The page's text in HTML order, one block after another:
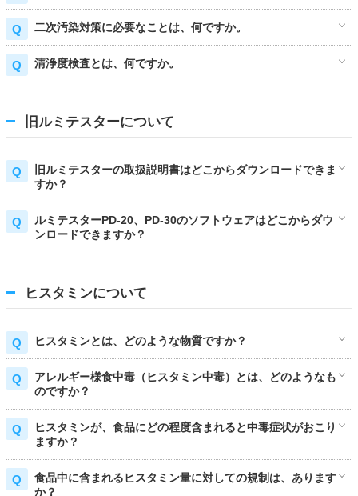
二次汚染対策に必要なことは、何ですか。
清浄度検査とは、何ですか。
旧ルミテスターについて
旧ルミテスターの取扱説明書はどこからダウンロードできま
すか？
ルミテスターPD-20、PD-30のソフトウェアはどこからダウ
ンロードできますか？
ヒスタミンについて
ヒスタミンとは、どのような物質ですか？
アレルギー様食中毒（ヒスタミン中毒）とは、どのようなも
のですか？
ヒスタミンが、食品にどの程度含まれると中毒症状がおこり
ますか？
食品中に含まれるヒスタミン量に対しての規制は、あります
か？